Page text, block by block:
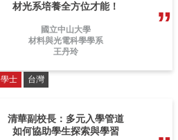
材光系培養全方位才能！
國立中山大學
材料與光電科學學系
王丹玲
學士 台灣
清華副校長：多元入學管道
如何協助學生探索與學習